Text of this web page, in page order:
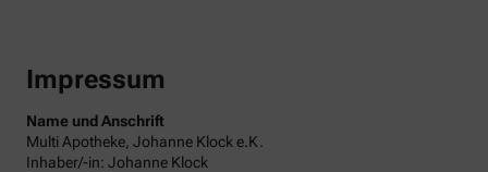
Impressum
Name und Anschrift
Multi Apotheke, Johanne Klock e.K.
Inhaber/-in: Johanne Klock